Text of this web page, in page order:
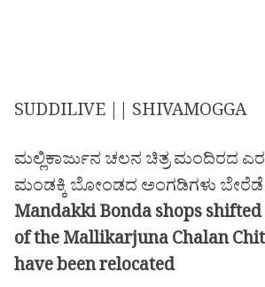
SUDDILIVE || SHIVAMOGGA
ಮಲ್ಲಿಕಾರ್ಜುನ ಚಲನ ಚಿತ್ರ ಮಂದಿರದ
ಮಂಡಕ್ಕಿ ಬೋಂಡದ ಅಂಗಡಿಗಳು ಬೇರೆಡೆ
Mandakki Bonda shops
of the Mallikarjuna Chalan
have been relocated